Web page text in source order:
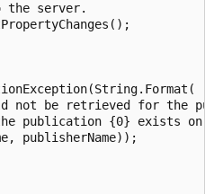
the server.
not be retrieved for the
publication {0} exists
publisherName));